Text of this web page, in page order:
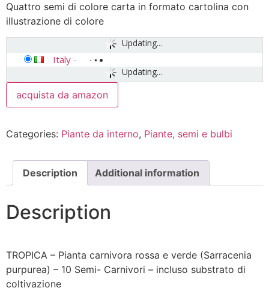
Quattro semi di colore carta in formato cartolina con
illustrazione di colore
Updating...
Updating...
Italy -
acquista da amazon
Categories: Piante da interno, Piante, semi e bulbi
Description Additional information
Description
TROPICA – Pianta carnivora rossa e verde (Sarracenia
purpurea) – 10 Semi- Carnivori – incluso substrato di
coltivazione